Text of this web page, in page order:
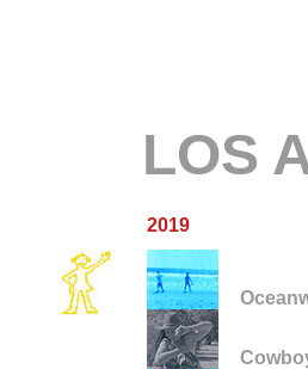
LOS
2019